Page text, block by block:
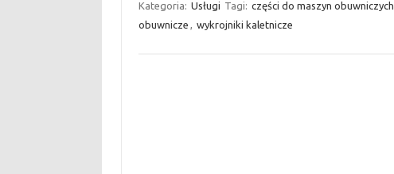
Kategoria: Usługi Tagi: części do maszyn obuwniczych
obuwnicze , wykrojniki kaletnicze